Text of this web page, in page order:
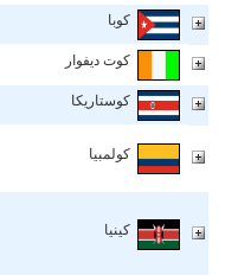
كوبا
كوت ديفوار
كوستاريكا
كولمبيا
كينيا